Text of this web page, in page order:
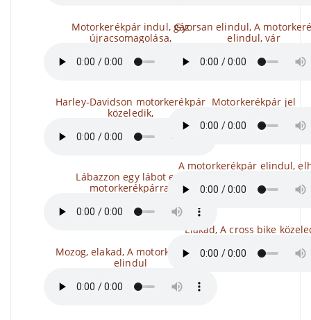
Motorkerékpár indul, gáz
újracsomagolása,
Harley-Davidson motorkerékpár
közeledik,
Lábazzon egy lábot egy
motorkerékpárra,
Mozog, elakad, A motorkerékpár
elindul
Gyorsan elindul, A
elindul, vár
Motorkerékpár jel
A motorkerékpár elindul,
Elakad, A cross bike